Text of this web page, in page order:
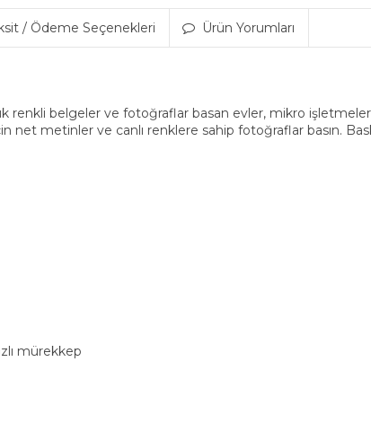
/ Ödeme Seçenekleri Ürün Yorumları
renkli belgeler ve fotoğraflar basan evler, mikro
net metinler ve canlı renklere sahip fotoğraflar basın.
mürekkep